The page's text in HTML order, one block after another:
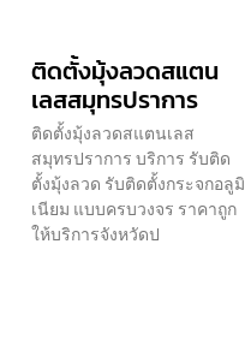
ติดตั้งมุ้งลวดสแตน
เลสสมุทรปราการ
ติดตั้งมุ้งลวดสแตนเลส
สมุทรปราการ บริการ รับติด
ตั้งมุ้งลวด รับติดตั้งกระจกอลูมิ
เนียม แบบครบวงจร ราคาถูก
ให้บริการจังหวัดป